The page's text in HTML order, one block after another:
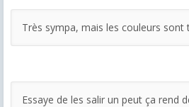
Très sympa, mais les couleurs sont
Essaye de les salir un peut ça rend